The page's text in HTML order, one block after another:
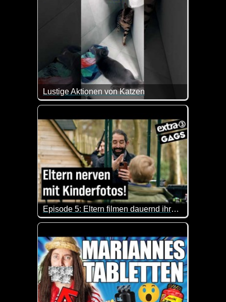
Lustige Aktionen von Katzen
Katzen können sich durchaus wehren und ihren
Episode 5: Eltern filmen dauernd ihre Kinder
Wenn Eltern ihre Kinder filmen zum Angeben,